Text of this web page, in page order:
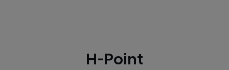
H-Point